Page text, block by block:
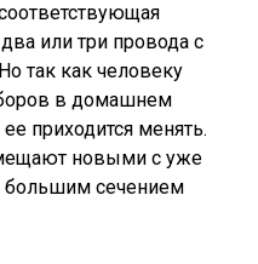
или три провода с
так как человеку
в домашнем
приходится менять.
новыми с уже
сечением